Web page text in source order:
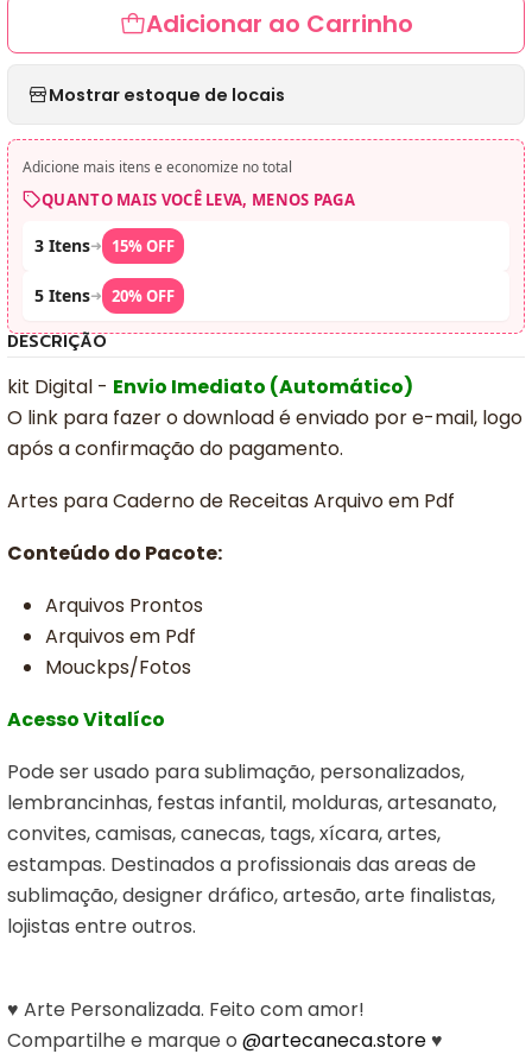
Adicionar ao Carrinho
Mostrar estoque de locais
Adicione mais itens e economize no total
QUANTO MAIS VOCÊ LEVA, MENOS PAGA
3 Itens➜ 15% OFF
5 Itens➜ 20% OFF
DESCRIÇÃO
kit Digital - Envio Imediato (Automático)
O link para fazer o download é enviado por e-mail, logo
após a confirmação do pagamento.
Artes para Caderno de Receitas Arquivo em Pdf
Conteúdo do Pacote:
Arquivos Prontos
Arquivos em Pdf
Mouckps/Fotos
Acesso Vitalíco
Pode ser usado para sublimação, personalizados,
lembrancinhas, festas infantil, molduras, artesanato,
convites, camisas, canecas, tags, xícara, artes,
estampas. Destinados a profissionais das areas de
sublimação, designer dráfico, artesão, arte finalistas,
lojistas entre outros.
♥ Arte Personalizada. Feito com amor!
Compartilhe e marque o @artecaneca.store♥